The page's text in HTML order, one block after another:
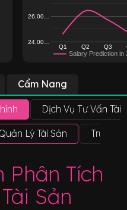
Salary Prediction in
Q1 Q2 Q3
24,00…
26,00…
Cẩm Nang
Dịch Vụ Tư Vấn Tài
Lý Tài Sản Trưởng
Phân Tích
Sản